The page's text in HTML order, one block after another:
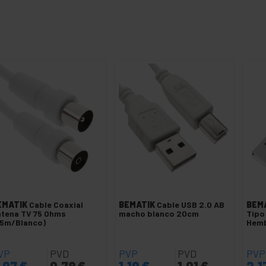
Cable Coaxial
TV 75 Ohms
Blanco)
PVD
BEMATIK Cable USB 2.0 AB
macho blanco 20cm
PVP PVD
Tipo
PVP